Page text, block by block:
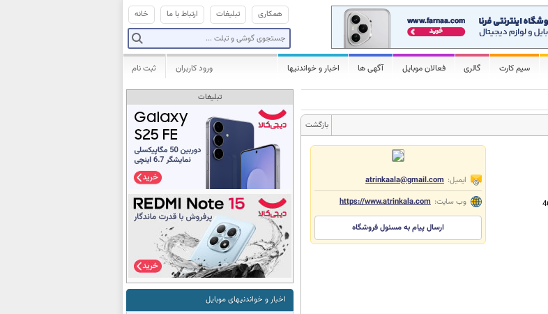
خانه ارتباط با ما تبلیغات همکاری
سیم کارت گالری فعالان موبایل آگهی ها اخبار و خواندنیها ثبت نام ورود کاربران
بازگشت
ایمیل: atrinkaala@gmail.com
وب سایت: https://www.atrinkala.com
ارسال پیام به مسئول فروشگاه
تبلیغات
اخبار و خواندنیهای موبایل